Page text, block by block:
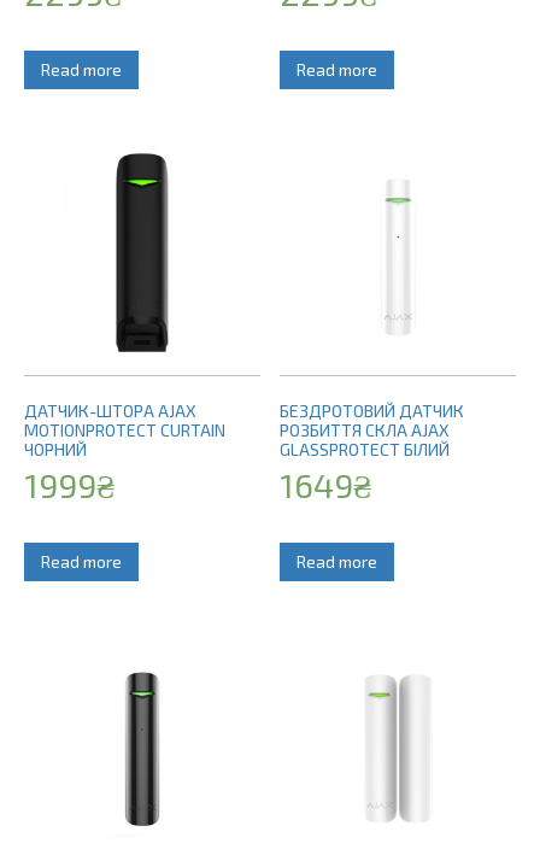
Read more Read more
ДАТЧИК-ШТОРА AJAX
MOTIONPROTECT CURTAIN
ЧОРНИЙ
1999₴
Read more
БЕЗДРОТОВИЙ ДАТЧИК
РОЗБИТТЯ СКЛА AJAX
GLASSPROTECT БІЛИЙ
1649₴
Read more